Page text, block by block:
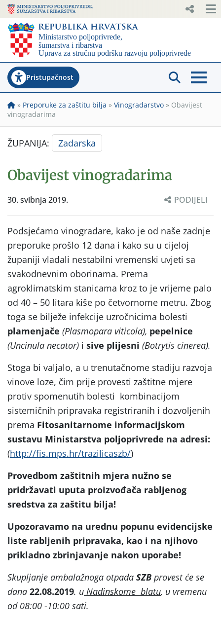
Pristupačnost
» Preporuke za zaštitu bilja » Vinogradarstvo » Obavijest
vinogradarima
ŽUPANIJA: Zadarska
Obavijest vinogradarima
30. svibnja 2019. PODIJELI
Podsjećamo vinogradare, kako je od naše zadnje
preporuke prošlo 12 dana i kako su u cijeloj
županiji vladali nestabilni vremenski uvjeti sa
svakodnevnim oborinama. Prema
agroklimatskim stanicama kroz to je vrijeme palo
od 40 – 50 litara kiše po četvornome metru. Zbog
toga se bilježe infekcije uzročnicima bolesti
plamenjače (Plasmopara viticola), pepelnice
(Uncinula necator) i sive plijesni (Botrytis cinerea).
Stoga bi valjalo, a u trenutačnome stadiju razvoja
vinove loze, čim prije provesti zaštitne mjere
protiv spomenutih bolesti kombinacijom
sistemičnih pripravaka registriranih i dozvoljenih
prema Fitosanitarnome informacijskom
sustavu Ministarstva poljoprivrede na adresi:
(http://fis.mps.hr/trazilicaszb/)
Provedbom zaštitnih mjera nužno se
pridržavati uputa proizvođača rabljenog
sredstva za zaštitu bilja!
Upozoravamo na urednu popunu evidencijske
liste rabljenih pripravaka, kao i na njihovo
prikladno zbrinjavanje nakon uporabe!
Skupljanje ambalažnoga otpada SZB provest će se
dana 22.08.2019. u Nadinskome blatu, u vremenu
od 08:00 -10:00 sati.